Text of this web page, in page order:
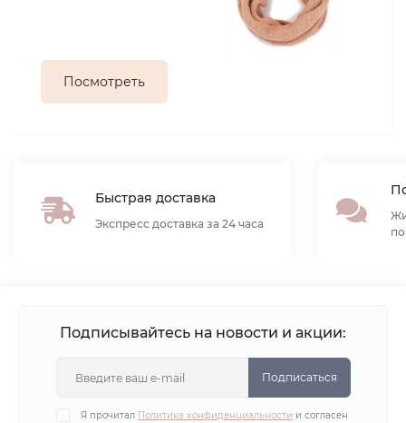
Посмотреть
Быстрая доставка
Экспресс доставка за 24 часа
Подписывайтесь на новости и акции:
Подписаться
Я прочитал Политика конфиденциальности и согласен